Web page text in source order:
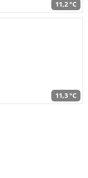
11,2 °C
11,3 °C